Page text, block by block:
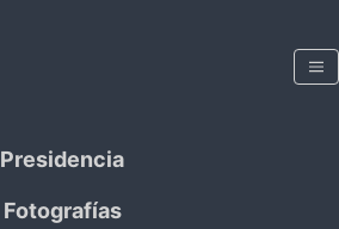
Presidencia
Fotografías